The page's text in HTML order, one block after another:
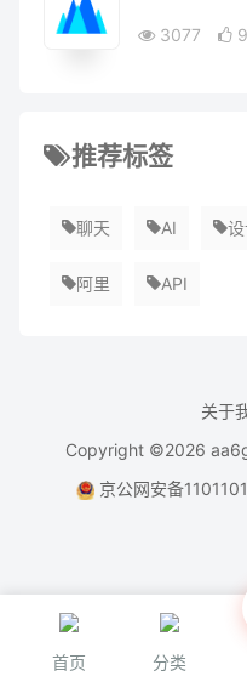
3077
推荐标签
聊天 AI
阿里 API
关于
Copyright ©2026
京公网安备
首页 分类